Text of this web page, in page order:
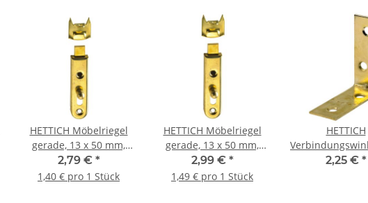
HETTICH Möbelriegel
gerade, 13 x 50 mm,
vermessingt, 2 Stück
2,79 € *
1,40 € pro 1 Stück
HETTICH Möbelriegel
gerade, 13 x 50 mm,
vermessingt, 2 Stück
2,99 € *
1,49 € pro 1 Stück
HETTICH
50 x 15 mm
2,25 € *